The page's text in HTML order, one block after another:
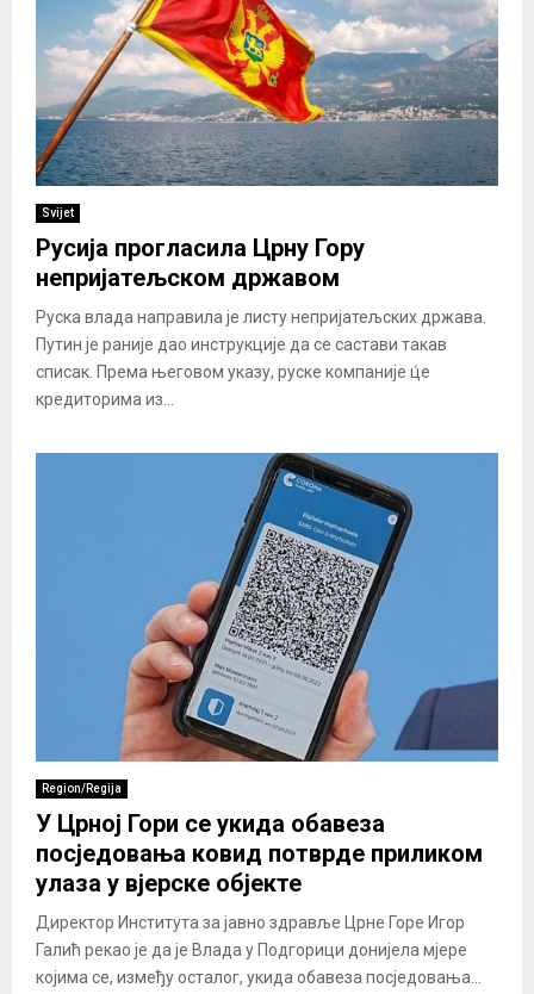
Svijet
Русија прогласила Црну Гору
непријатељском државом
Руска влада направила је листу непријатељских држава.
Путин је раније дао инструкције да се састави такав
списак. Према његовом указу, руске компаније ц́е
кредиторима из...
Region/Regija
У Црној Гори се укида обавеза
посједовања ковид потврде приликом
улаза у вјерске објекте
Директор Института за јавно здравље Црне Горе Игор
Галић рекао је да је Влада у Подгорици донијела мјере
којима се, између осталог, укида обавеза посједовања...